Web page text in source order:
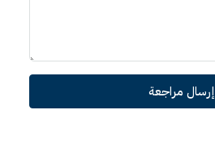
إرسال مراجعة